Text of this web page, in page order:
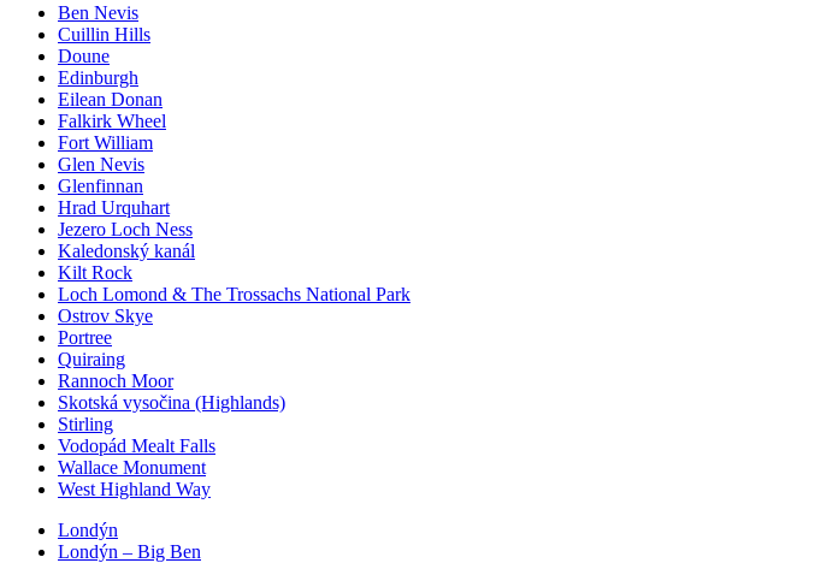
Ben Nevis
Cuillin Hills
Doune
Edinburgh
Eilean Donan
Falkirk Wheel
Fort William
Glen Nevis
Glenfinnan
Hrad Urquhart
Jezero Loch Ness
Kaledonský kanál
Kilt Rock
Loch Lomond & The Trossachs National Park
Ostrov Skye
Portree
Quiraing
Rannoch Moor
Skotská vysočina (Highlands)
Stirling
Vodopád Mealt Falls
Wallace Monument
West Highland Way
Londýn
Londýn – Big Ben